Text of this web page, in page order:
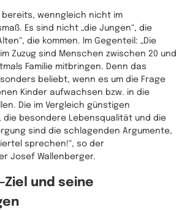
bereits, wenngleich nicht im
Es sind nicht „die Jungen“, die
die kommen. Im Gegenteil: „Die
Zuzug sind Menschen zwischen 20 und
Familie mitbringen. Denn das
beliebt, wenn es um die Frage
Kinder aufwachsen bzw. in die
Die im Vergleich günstigen
die besondere Lebensqualität und die
sind die schlagenden Argumente,
sprechen!“, so der
Josef Wallenberger.
Ziel und seine